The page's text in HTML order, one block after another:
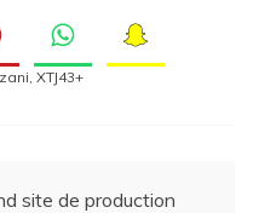
XTJ43+
site de production